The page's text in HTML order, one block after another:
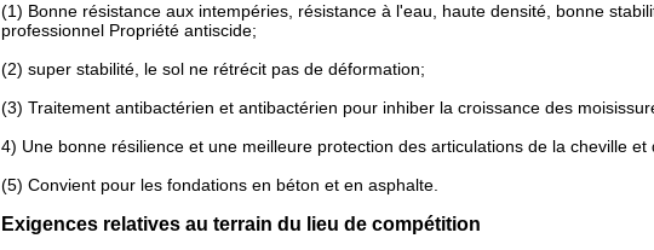
(1) Bonne résistance aux intempéries, résistance à l'eau, haute densité, bonne
professionnel Propriété antiscide;
(2) super stabilité, le sol ne rétrécit pas de déformation;
(3) Traitement antibactérien et antibactérien pour inhiber la croissance des
4) Une bonne résilience et une meilleure protection des articulations de la cheville et
(5) Convient pour les fondations en béton et en asphalte.
Exigences relatives au terrain du lieu de compétition